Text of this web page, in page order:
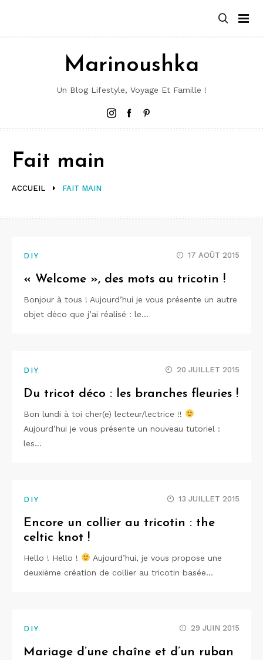
contenu
Marinoushka
Un Blog Lifestyle, Voyage Et Famille !
Instagram
Facebook
ACCUEIL FAIT MAIN
Fait main
DIY 17 AOÛT 2015
« Welcome », des mots au tricotin !
Bonjour à tous ! Aujourd’hui je vous présente un autre
objet déco que j’ai réalisé : le…
DIY 20 JUILLET 2015
Du tricot déco : les branches fleuries !
Bon lundi à toi cher(e) lecteur/lectrice !!
Aujourd’hui je vous présente un nouveau tutoriel :
les…
DIY 13 JUILLET 2015
Encore un collier au tricotin : the
celtic knot !
Hello ! Hello !
Aujourd’hui, je vous propose une
deuxième création de collier au tricotin basée…
DIY 29 JUIN 2015
Mariage d’une chaîne et d’un ruban